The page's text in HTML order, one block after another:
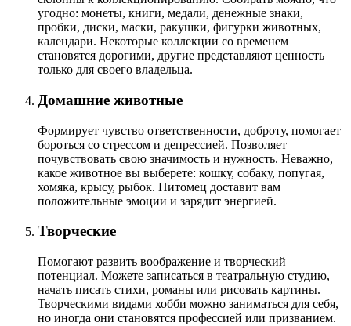
угодно: монеты, книги, медали, денежные знаки,
пробки, диски, маски, ракушки, фигурки животных,
календари. Некоторые коллекции со временем
становятся дорогими, другие представляют ценность
только для своего владельца.
Домашние животные
Формирует чувство ответственности, доброту, помогает
бороться со стрессом и депрессией. Позволяет
почувствовать свою значимость и нужность. Неважно,
какое животное вы выберете: кошку, собаку, попугая,
хомяка, крысу, рыбок. Питомец доставит вам
положительные эмоции и зарядит энергией.
Творческие
Помогают развить воображение и творческий
потенциал. Можете записаться в театральную студию,
начать писать стихи, романы или рисовать картины.
Творческими видами хобби можно заниматься для себя,
но иногда они становятся профессией или призванием.